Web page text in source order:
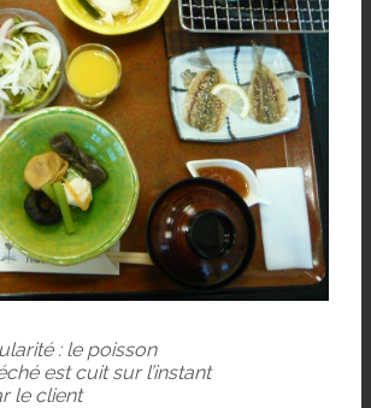
: le poisson
est cuit sur l’instant
le client